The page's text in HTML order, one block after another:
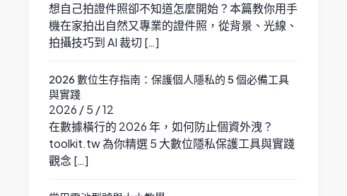
想自己拍證件照卻不知道怎麼開始？本篇教你用手
機在家拍出自然又專業的證件照，從背景、光線、
拍攝技巧到 AI 裁切 […]
2026 數位生存指南：保護個人隱私的 5 個必備工具
與實踐
2026 / 5 / 12
在數據橫行的 2026 年，如何防止個資外洩？
toolkit.tw 為你精選 5 大數位隱私保護工具與實踐
觀念 […]